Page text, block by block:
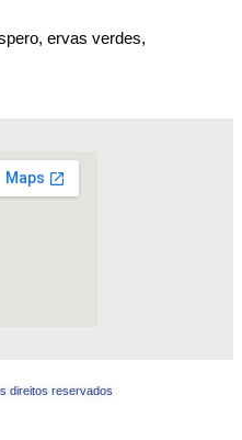
ervas verdes,
direitos reservados